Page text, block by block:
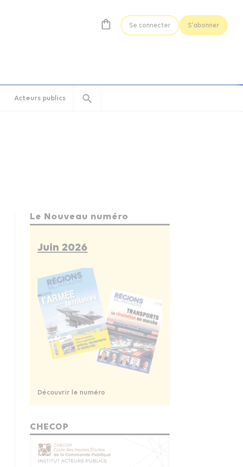
Se connecter S'abonner
Acteurs publics
Le Nouveau numéro
Juin 2026
Découvrir le numéro
CHECOP